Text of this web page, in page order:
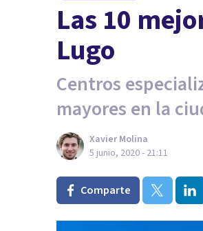
Las 10
Lugo
Centros
mayores en la
Xavier Molina
5 junio, 2020 - 21:11
Comparte